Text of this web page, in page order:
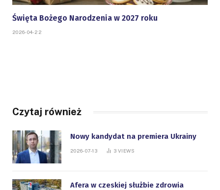
Święta Bożego Narodzenia w 2027 roku
2026-04-22
Czytaj również
Nowy kandydat na premiera Ukrainy
2026-07-13 3 VIEWS
Afera w czeskiej służbie zdrowia